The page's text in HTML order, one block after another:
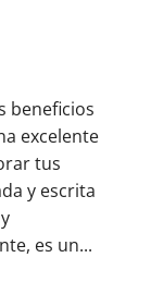
beneficios
excelente
tus
y escrita
es un...